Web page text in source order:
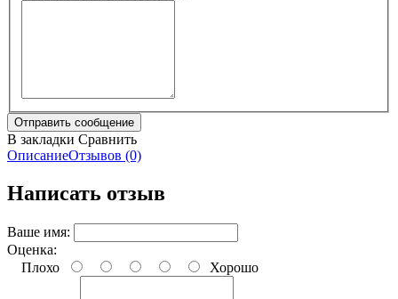
В закладки Сравнить
ОписаниеОтзывов (0)
Написать отзыв
Ваше имя:
Оценка:
Плохо
Хорошо